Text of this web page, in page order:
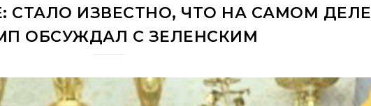
СТАЛО ИЗВЕСТНО, ЧТО НА САМОМ ДЕЛЕ
ОБСУЖДАЛ С ЗЕЛЕНСКИМ